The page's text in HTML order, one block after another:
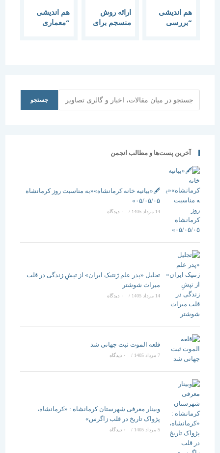
هم اندیشی
“بررسی
ارائه روش
منسجم برای
هم اندیشی
“معماری
جستجو
آخرین پست‌ها و مطالب انجمن
🖋️«بیانیه خانه کرمانشاه»«به مناسبت روز کرمانشاه
۰۵/۰۵/۰۵»
/ ۰ دیدگاه
تجلیل «پدر علم ژنتیک ایران» از تپشِ زندگی در قلب
میراث شوشتر
14 مرداد 1405 / ۰ دیدگاه
قلعه الموت ثبت جهانی شد
/ ۰ دیدگاه
وبینار معرفی شهرستان کرمانشاه : «کرمانشاه،
پژواک تاریخ در قلب زاگرس»
5 مرداد 1405 / ۰ دیدگاه